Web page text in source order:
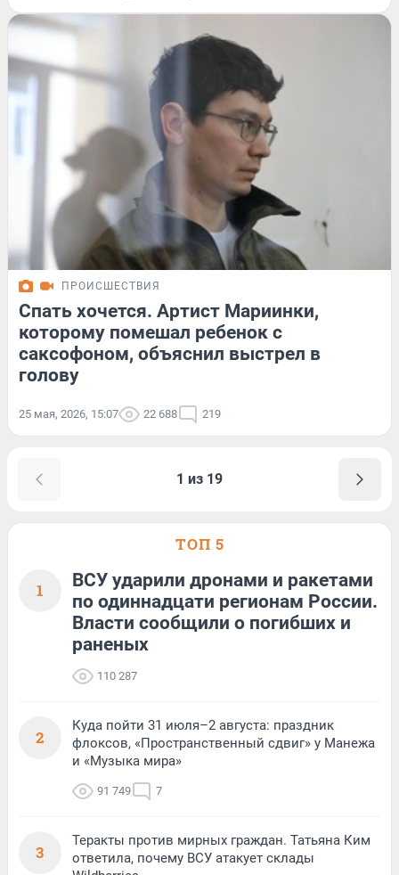
ПРОИСШЕСТВИЯ
Спать хочется. Артист Мариинки,
которому помешал ребенок с
саксофоном, объяснил выстрел в
голову
25 мая, 2026, 15:07 22 688 219
1 из 19
ТОП 5
1
ВСУ ударили дронами и ракетами
по одиннадцати регионам России.
Власти сообщили о погибших и
раненых
110 287
2
Куда пойти 31 июля–2 августа: праздник
флоксов, «Пространственный сдвиг» у Манежа
и «Музыка мира»
91 749 7
3
Теракты против мирных граждан. Татьяна Ким
ответила, почему ВСУ атакует склады